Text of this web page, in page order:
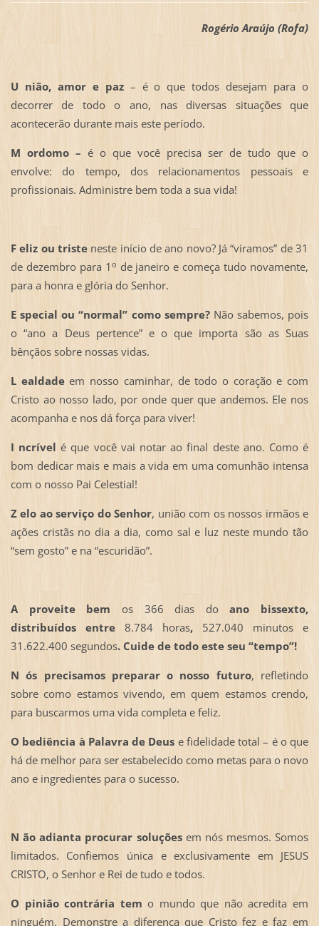
Rogério Araújo (Rofa)
U nião, amor e paz– é o que todos desejam para o
decorrer de todo o ano, nas diversas situações que
acontecerão durante mais este período.
M ordomo – é o que você precisa ser de tudo que o
envolve: do tempo, dos relacionamentos pessoais e
profissionais. Administre bem toda a sua vida!
F eliz ou triste neste início de ano novo? Já “viramos” de 31
de dezembro para 1 o de janeiro e começa tudo novamente,
para a honra e glória do Senhor.
E special ou “normal” como sempre?Não sabemos, pois
o “ano a Deus pertence” e o que importa são as Suas
bênçãos sobre nossas vidas.
L ealdadeem nosso caminhar, de todo o coração e com
Cristo ao nosso lado, por onde quer que andemos. Ele nos
acompanha e nos dá força para viver!
I ncrível é que você vai notar ao final deste ano. Como é
bom dedicar mais e mais a vida em uma comunhão intensa
com o nosso Pai Celestial!
Zelo ao serviço do Senhor, união com os nossos irmãos e
ações cristãs no dia a dia, como sal e luz neste mundo tão
“sem gosto” e na “escuridão”.
A proveite bem os 366 dias doano bissexto,
distribuídos entre 8.784 horas, 527.040 minutos e
31.622.400 segundos. Cuide de todo este seu “tempo”!
N ós precisamos preparar o nosso futuro, refletindo
sobre como estamos vivendo, em quem estamos crendo,
para buscarmos uma vida completa e feliz.
O bediência à Palavra de Deus e fidelidade total – é o que
há de melhor para ser estabelecido como metas para o novo
ano e ingredientes para o sucesso.
N ão adianta procurar soluçõesem nós mesmos. Somos
limitados. Confiemos única e exclusivamente em JESUS
CRISTO, o Senhor e Rei de tudo e todos.
O pinião contrária tem o mundo que não acredita em
ninguém. Demonstre a diferença que Cristo fez e faz em